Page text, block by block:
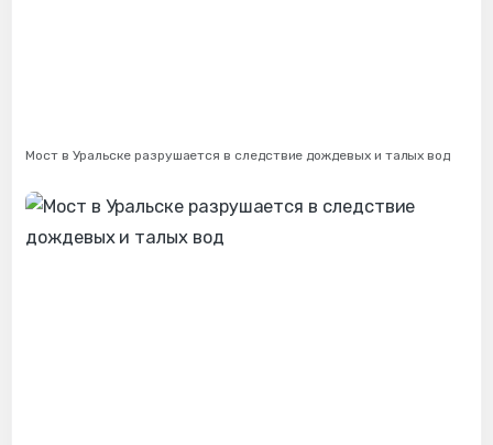
Мост в Уральске разрушается в следствие дождевых и талых вод